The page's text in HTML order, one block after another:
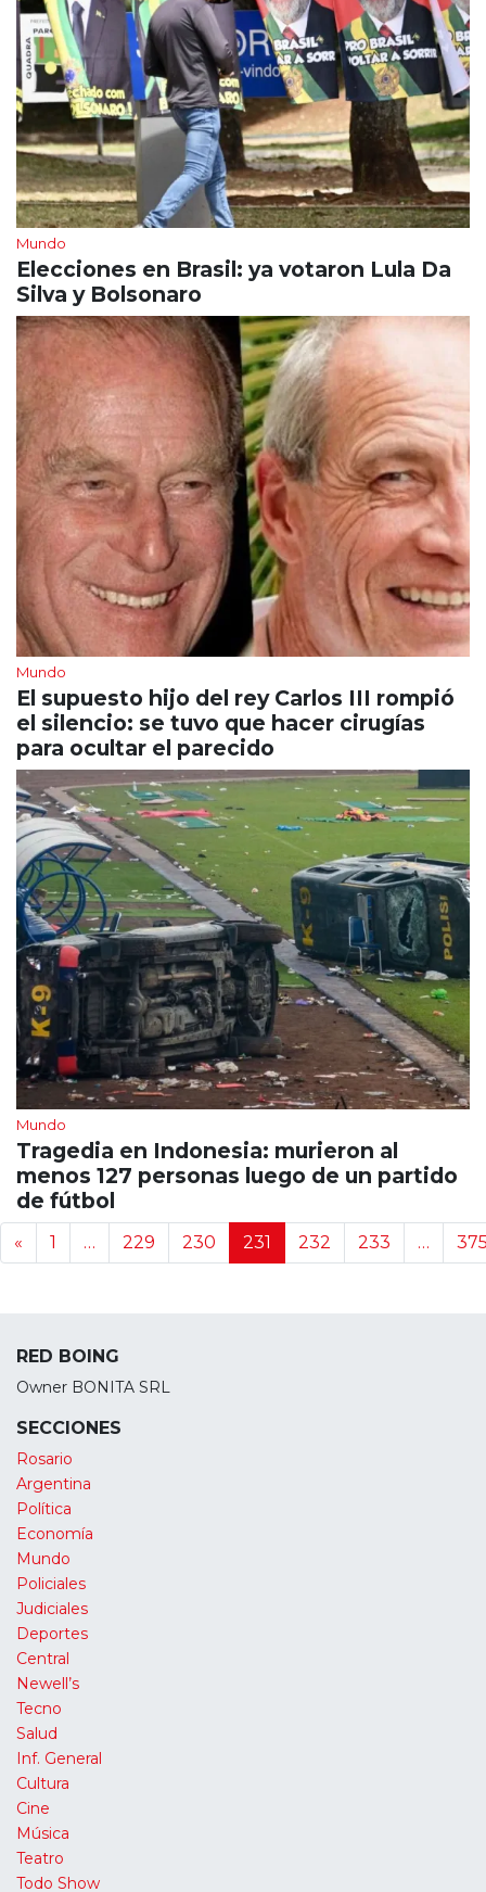
Mundo
Elecciones en Brasil: ya votaron Lula Da
Silva y Bolsonaro
Mundo
El supuesto hijo del rey Carlos III rompió
el silencio: se tuvo que hacer cirugías
para ocultar el parecido
Mundo
Tragedia en Indonesia: murieron al
menos 127 personas luego de un partido
de fútbol
Navegación de noticias
« 1 … 229 230 231 232 233 …
RED BOING
Owner BONITA SRL
SECCIONES
Rosario
Argentina
Política
Economía
Mundo
Policiales
Judiciales
Deportes
Central
Newell’s
Tecno
Salud
Inf. General
Cultura
Cine
Música
Teatro
Todo Show